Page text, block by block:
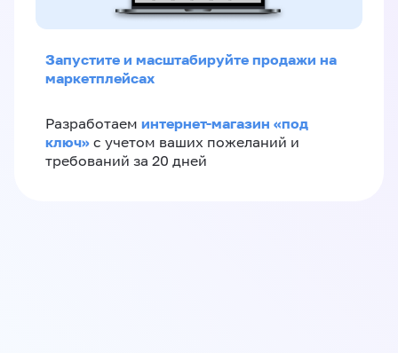
Запустите и масштабируйте продажи на
маркетплейсах
Разработаем интернет-магазин «‎под
ключ»‎ с учетом ваших пожеланий и
требований за 20 дней